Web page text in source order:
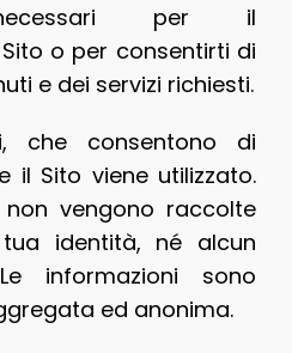
per il
o per consentirti di
e dei servizi richiesti.
che consentono di
il Sito viene utilizzato.
vengono raccolte
identità, né alcun
informazioni sono
ed anonima.